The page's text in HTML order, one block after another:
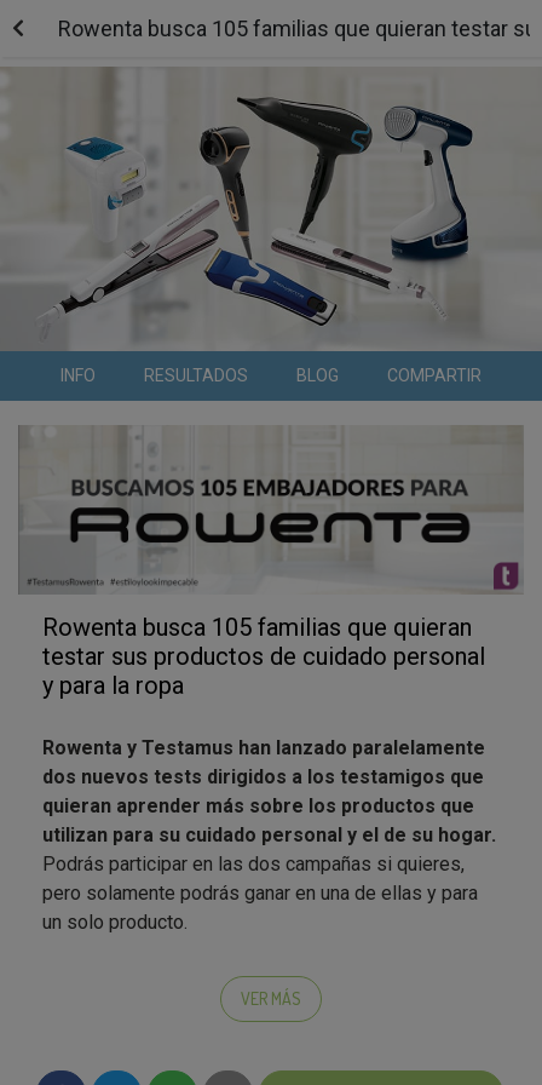
Rowenta busca 105 familias que quieran testar
INFO RESULTADOS BLOG COMPARTIR
Rowenta busca 105 familias que quieran
testar sus productos de cuidado personal
y para la ropa
Rowenta y Testamus han lanzado paralelamente
dos nuevos tests dirigidos a los testamigos que
quieran aprender más sobre los productos que
utilizan para su cuidado personal y el de su hogar.
Podrás participar en las dos campañas si quieres,
pero solamente podrás ganar en una de ellas y para
un solo producto.
http://www.testamus.com/rowenta-
Para laselección de embajadores en esta
VER MÁS